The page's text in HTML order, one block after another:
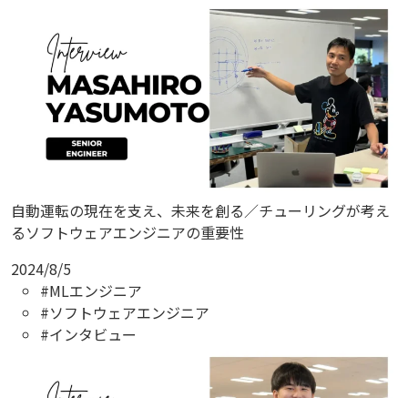
自動運転の現在を支え、未来を創る／チューリングが考え
るソフトウェアエンジニアの重要性
2024/8/5
#MLエンジニア
#ソフトウェアエンジニア
#インタビュー